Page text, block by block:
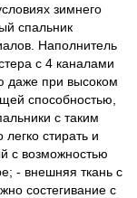
зимнего
спальник
Наполнитель
с 4 каналами
даже при высоком
способностью,
с таким
стирать и
с возможностью
- внешняя ткань с
состегивание с